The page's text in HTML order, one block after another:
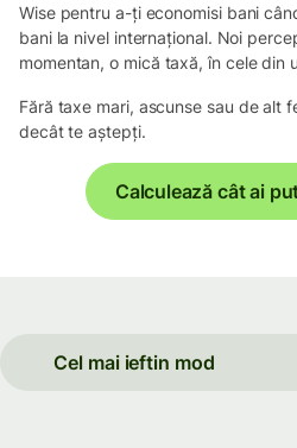
Wise pentru a-ți economisi bani
bani la nivel internațional. Noi
momentan, o mică taxă, în cele din
Fără taxe mari, ascunse sau de alt
decât te aștepți.
Calculează cât ai
Cel mai ieftin mod